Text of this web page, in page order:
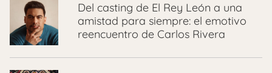
Del casting de El Rey León a una
amistad para siempre: el emotivo
reencuentro de Carlos Rivera